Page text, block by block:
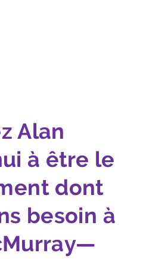
Alan
à être le
dont
besoin à